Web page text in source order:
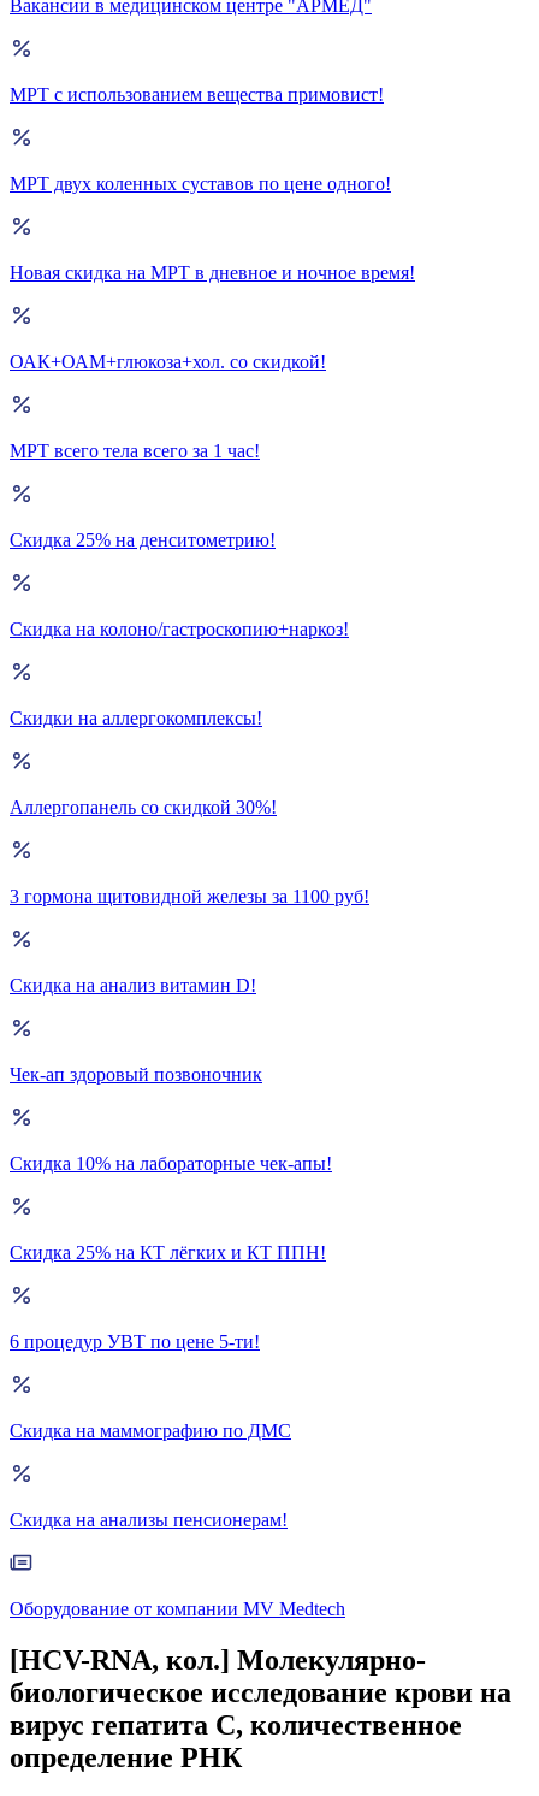
Вакансии в медицинском центре "АРМЕД"
МРТ с использованием вещества примовист!
МРТ двух коленных суставов по цене одного!
Новая скидка на МРТ в дневное и ночное время!
ОАК+ОАМ+глюкоза+хол. со скидкой!
МРТ всего тела всего за 1 час!
Скидка 25% на денситометрию!
Скидка на колоно/гастроскопию+наркоз!
Скидки на аллергокомплексы!
Аллергопанель со скидкой 30%!
3 гормона щитовидной железы за 1100 руб!
Скидка на анализ витамин D!
Чек-ап здоровый позвоночник
Скидка 10% на лабораторные чек-апы!
Скидка 25% на КТ лёгких и КТ ППН!
6 процедур УВТ по цене 5-ти!
Скидка на маммографию по ДМС
Скидка на анализы пенсионерам!
Оборудование от компании MV Medtech
[HCV-RNA, кол.] Молекулярно-
биологическое исследование крови на
вирус гепатита C, количественное
определение РНК